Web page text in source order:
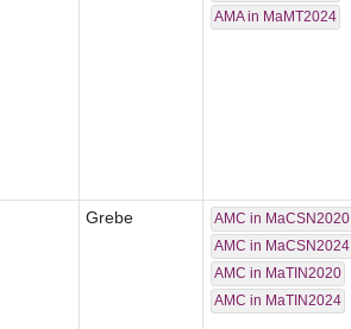
AMA in MaMT2024
Grebe
AMC in MaCSN2020
AMC in MaCSN2024
AMC in MaTIN2020
AMC in MaTIN2024